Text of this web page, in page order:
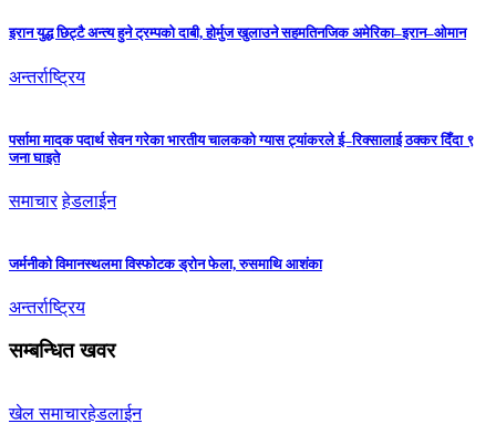
इरान युद्ध छिट्टै अन्त्य हुने ट्रम्पको दाबी, होर्मुज खुलाउने सहमतिनजिक अमेरिका–इरान–ओमान
अन्तर्राष्ट्रिय
पर्सामा मादक पदार्थ सेवन गरेका भारतीय चालकको ग्यास ट्यांकरले ई–रिक्सालाई ठक्कर दिँदा ९
जना घाइते
समाचार हेडलाईन
जर्मनीको विमानस्थलमा विस्फोटक ड्रोन फेला, रुसमाथि आशंका
अन्तर्राष्ट्रिय
सम्बन्धित खवर
खेल समाचारहेडलाईन